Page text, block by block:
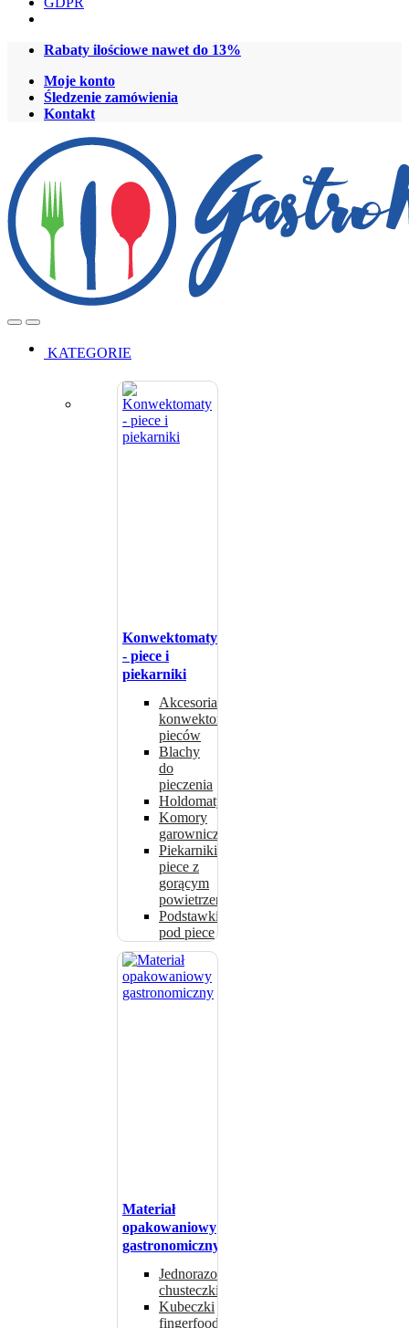
Skip
navigation
Skip
content
Rabaty ilościowe nawet do 13%
Moje konto
Śledzenie zamówienia
Kontakt
OpenClose
KATEGORIE
Konwektomaty
- piece i
piekarniki
Akcesoria do
konwektomatów,
pieców
Blachy
do
pieczenia
Holdomaty
Komory
garownicze
Piekarniki i
piece z
gorącym
powietrzem
Podstawki
pod piece
Materiał
opakowaniowy
gastronomiczny
Jednorazowe
chusteczki
Kubeczki
fingerfood